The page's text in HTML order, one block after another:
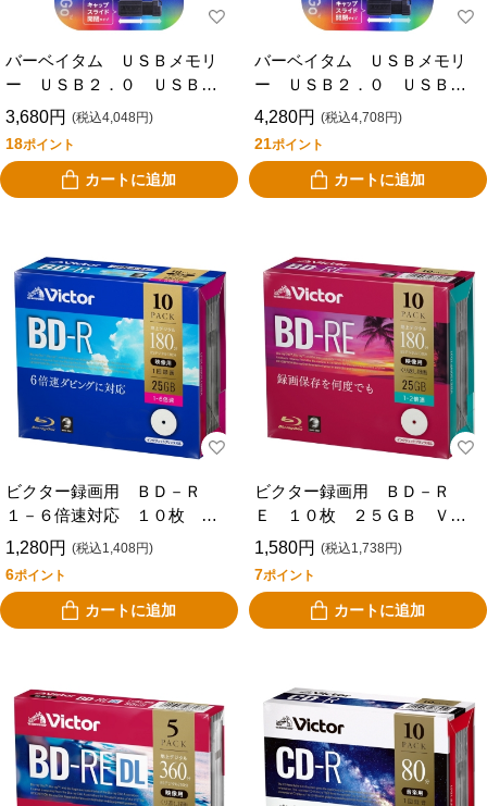
バーベイタム ＵＳＢメモリ
ー ＵＳＢ２．０ ＵＳＢＰ
３２ＧＶＺ４
3,680円 (税込4,048円)
18ポイント
カートに追加
バーベイタム ＵＳＢメモリ
ー ＵＳＢ２．０ ＵＳＢＰ
６４ＧＶＺ４
4,280円 (税込4,708円)
21ポイント
カートに追加
ビクター録画用 ＢＤ－Ｒ
１－６倍速対応 １０枚 ２
５ＧＢ ＶＢＲ１３０ＲＰ１
1,280円 (税込1,408円)
6ポイント
カートに追加
ビクター録画用 ＢＤ－Ｒ
Ｅ １０枚 ２５ＧＢ ＶＢ
Ｅ１３０ＮＰ１０Ｊ１
1,580円 (税込1,738円)
7ポイント
カートに追加